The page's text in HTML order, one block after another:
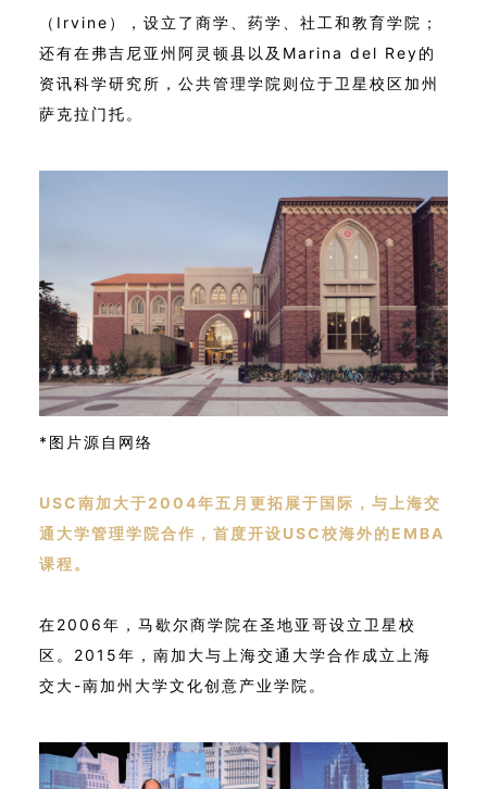
（Irvine），设立了商学、药学、社工和教育学院；
还有在弗吉尼亚州阿灵顿县以及Marina del Rey的
资讯科学研究所，公共管理学院则位于卫星校区加州
萨克拉门托。
*图片源自网络
USC南加大于2004年五月更拓展于国际，与上海交
通大学管理学院合作，首度开设USC校海外的EMBA
课程。
在2006年，马歇尔商学院在圣地亚哥设立卫星校
区。2015年，南加大与上海交通大学合作成立上海
交大-南加州大学文化创意产业学院。